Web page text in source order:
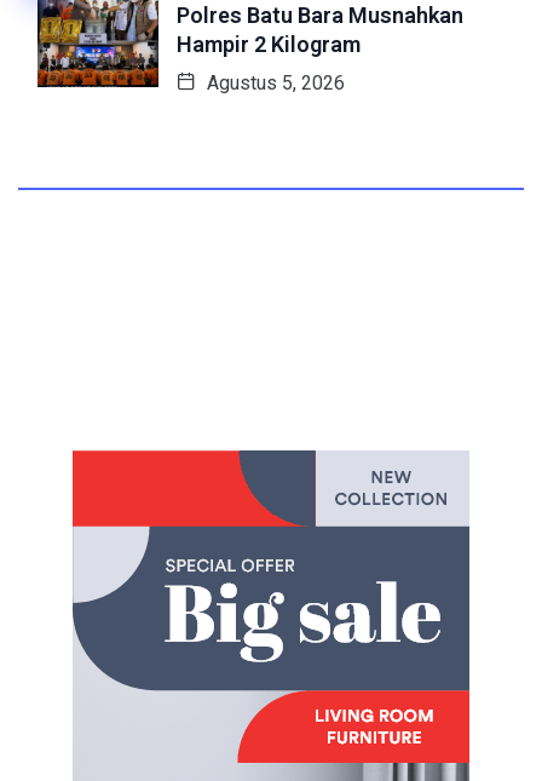
Polres Batu Bara Musnahkan
Hampir 2 Kilogram
Agustus 5, 2026